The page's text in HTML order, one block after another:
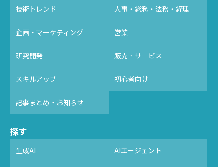
技術トレンド 人事・総務・法務・経理
企画・マーケティング 営業
研究開発 販売・サービス
スキルアップ 初心者向け
記事まとめ・お知らせ
探す
生成AI AIエージェント